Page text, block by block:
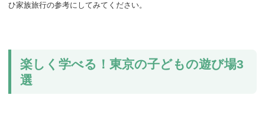
ひ家族旅行の参考にしてみてください。
楽しく学べる！東京の子どもの遊び場3
選